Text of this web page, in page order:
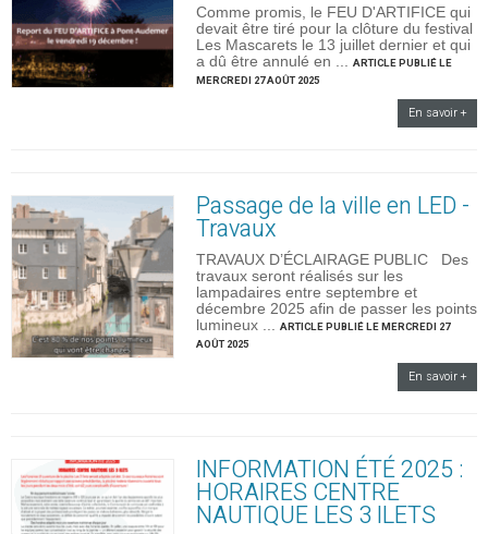
Comme promis, le FEU D'ARTIFICE qui
devait être tiré pour la clôture du festival
Les Mascarets le 13 juillet dernier et qui
a dû être annulé en ... ARTICLE PUBLIÉ LE
MERCREDI 27 AOÛT 2025
En savoir +
Passage de la ville en LED -
Travaux
TRAVAUX D’ÉCLAIRAGE PUBLIC Des
travaux seront réalisés sur les
lampadaires entre septembre et
décembre 2025 afin de passer les points
lumineux ... ARTICLE PUBLIÉ LE MERCREDI 27
AOÛT 2025
En savoir +
INFORMATION ÉTÉ 2025 :
HORAIRES CENTRE
NAUTIQUE LES 3 ILETS